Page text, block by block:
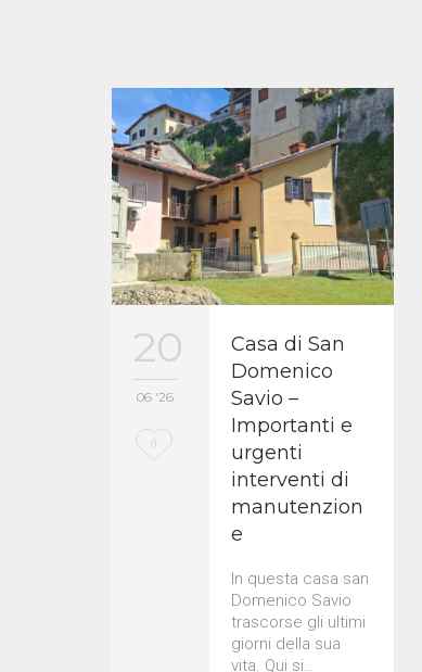
20
06 '26
L0
Casa di San
Domenico
Savio –
Importanti e
urgenti
interventi di
manutenzion
e
In questa casa san
Domenico Savio
trascorse gli ultimi
giorni della sua
vita. Qui si…